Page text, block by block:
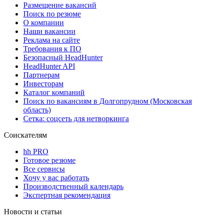
Размещение вакансий
Поиск по резюме
О компании
Наши вакансии
Реклама на сайте
Требования к ПО
Безопасный HeadHunter
HeadHunter API
Партнерам
Инвесторам
Каталог компаний
Поиск по вакансиям в Долгопрудном (Московская
область)
Сетка: соцсеть для нетворкинга
Соискателям
hh PRO
Готовое резюме
Все сервисы
Хочу у вас работать
Производственный календарь
Экспертная рекомендация
Новости и статьи